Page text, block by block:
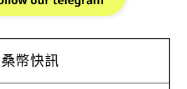
桑幣快訊